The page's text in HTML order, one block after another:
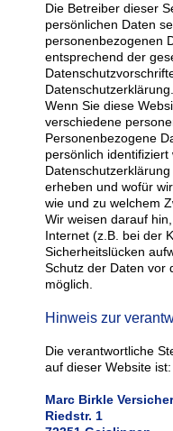
Die Betreiber dieser
persönlichen Daten
personenbezogenen
entsprechend der
Datenschutzerklärung.
Wenn Sie diese
verschiedene
Personenbezogene
persönlich
erheben und wofür
wie und zu welchem
Wir weisen darauf
Internet (z.B. bei der
Sicherheitslücken
Schutz der Daten vor
möglich.
Hinweis zur
Die verantwortliche
auf dieser Website ist:
Marc Birkle
Riedstr. 1